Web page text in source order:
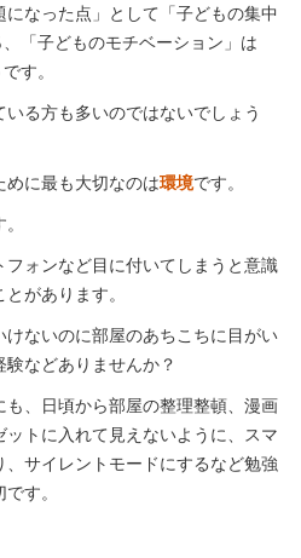
になった点」として「子どもの集中
「子どものモチベーション」は
す。
る方も多いのではないでしょう
に最も大切なのは環境です。
ォンなど目に付いてしまうと意識
があります。
ないのに部屋のあちこちに目がい
などありませんか？
、日頃から部屋の整理整頓、漫画
トに入れて見えないように、スマ
サイレントモードにするなど勉強
す。